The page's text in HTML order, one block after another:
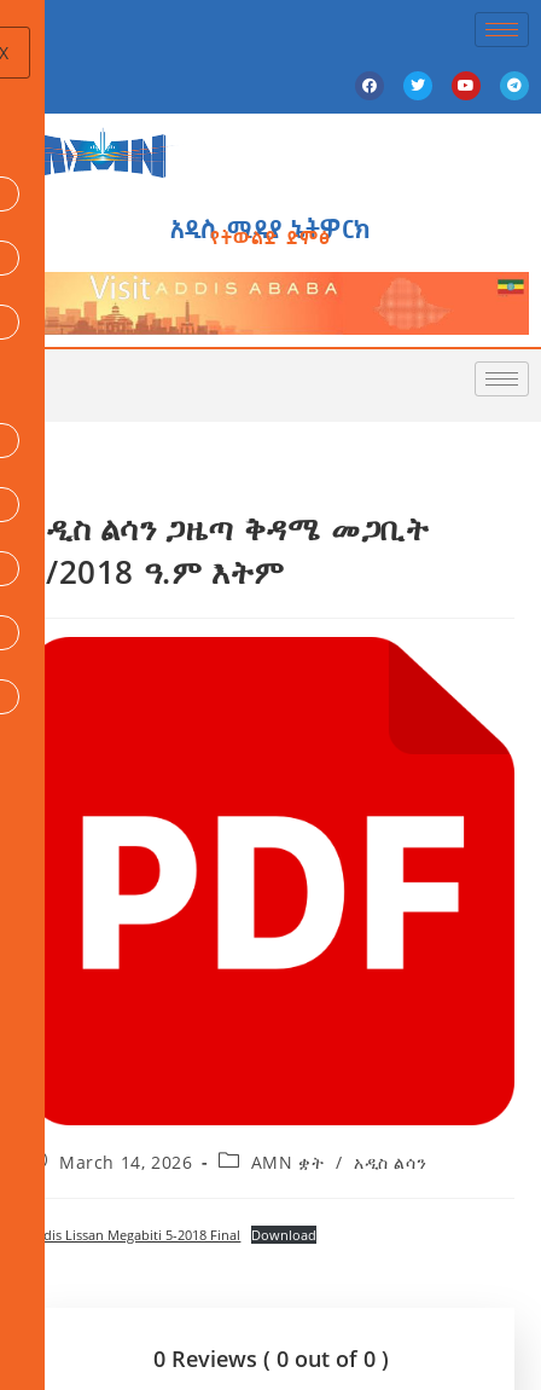
አዲስ ሚዲያ ኔትዎርክ
የትውልድ ድምፅ
አዲስ ልሳን ጋዜጣ ቅዳሜ መጋቢት
5/2018 ዓ.ም እትም
March 14, 2026 AMN ቋት / አዲስ ልሳን
Addis Lissan Megabiti 5-2018 Final Download
0 Reviews ( 0 out of 0 )